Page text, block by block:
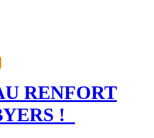
RENFORT
!